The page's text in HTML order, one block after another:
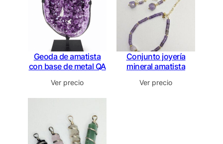
Geoda de amatista
con base de metal QA
Ver precio
Conjunto joyería
mineral amatista
Ver precio